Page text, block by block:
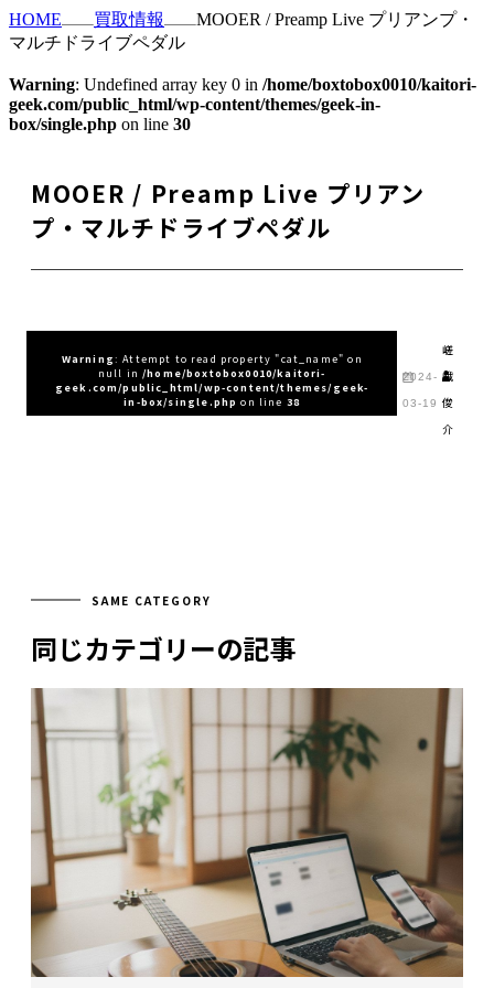
HOME 買取情報
MOOER / Preamp Live プリアンプ・
マルチドライブペダル
Warning: Undefined array key 0 in /home/boxtobox0010/kaitori-
geek.com/public_html/wp-content/themes/geek-in-
box/single.php on line 30
MOOER / Preamp Live プリアン
プ・マルチドライブペダル
Warning: Attempt to read property "cat_name" on
null in/home/boxtobox0010/kaitori-
geek.com/public_html/wp-content/themes/geek-
in-box/single.php on line 38
2024-
03-19
嵯
峨
俊
介
SAME CATEGORY
同じカテゴリーの記事